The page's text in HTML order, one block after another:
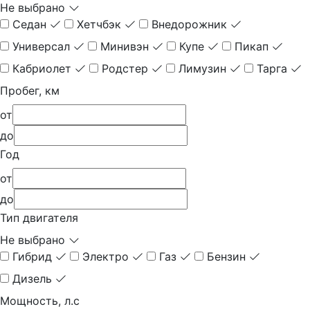
Не выбрано
Седан
Хетчбэк
Внедорожник
Универсал
Минивэн Купе
Пикап
Кабриолет
Родстер Лимузин
Тарга
Пробег, км
от
до
Год
от
до
Тип двигателя
Не выбрано
Гибрид
Электро Газ
Бензин
Дизель
Мощность, л.с